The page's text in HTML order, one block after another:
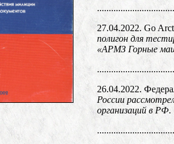
27.04.2022. Go
полигон для
«АРМЗ Горные
26.04.2022.
России
организаций в РФ.